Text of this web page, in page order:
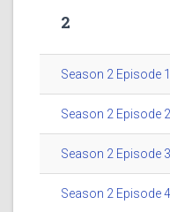
2
Season 2 Episode
Season 2 Episode
Season 2 Episode
Season 2 Episode